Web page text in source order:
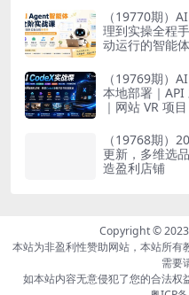
（19770期）
理到实操全程
动运行的智能体
（19769期）AI CodeX实战课｜Windows/Mac
本地部署｜
｜网站 VR 项
（19768期）
更新，多维选
造盈利店铺
Copyright ©
本站为非盈利性赞助网站，本站所
需要
如本站内容无意侵犯了您的合法权